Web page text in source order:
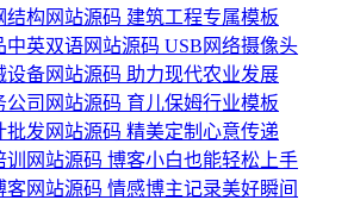
结构网站源码 建筑工程专属模板
中英双语网站源码 USB网络摄像头
设备网站源码 助力现代农业发展
公司网站源码 育儿保姆行业模板
批发网站源码 精美定制心意传递
训网站源码 博客小白也能轻松上手
客网站源码 情感博主记录美好瞬间